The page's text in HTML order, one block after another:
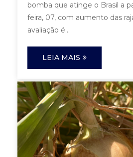
bomba que atinge o Brasil a
feira, 07, com aumento das
avaliação é...
LEIA MAIS